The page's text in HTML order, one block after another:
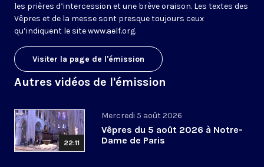
les prières d’intercession et une brève oraison. Les textes des
Vêpres et de la messe sont presque toujours ceux
qu’indiquent le sitewww.aelf.org.
Visiter la page de l'émission
Autres vidéos de l'émission
22:11
Mercredi 5 août 2026
Vêpres du 5 août 2026 à Notre-
Dame de Paris